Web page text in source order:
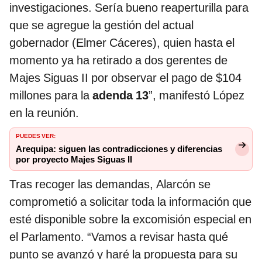
investigaciones. Sería bueno reaperturilla para
que se agregue la gestión del actual
gobernador (Elmer Cáceres), quien hasta el
momento ya ha retirado a dos gerentes de
Majes Siguas II por observar el pago de $104
millones para laadenda 13”, manifestó López
en la reunión.
PUEDES VER:
Arequipa: siguen las contradicciones y diferencias
por proyecto Majes Siguas II
Tras recoger las demandas, Alarcón se
comprometió a solicitar toda la información que
esté disponible sobre la excomisión especial en
el Parlamento. “Vamos a revisar hasta qué
punto se avanzó y haré la propuesta para su